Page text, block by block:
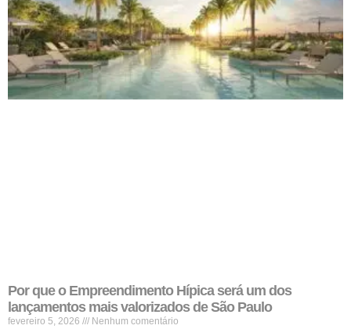
Por que o Empreendimento Hípica será um dos
lançamentos mais valorizados de São Paulo
fevereiro 5, 2026 Nenhum comentário